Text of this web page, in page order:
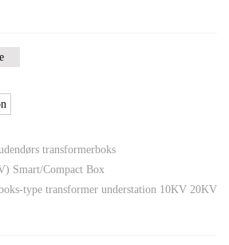
transformerboks
Smart/Compact Box
type transformer understation 10KV 20KV